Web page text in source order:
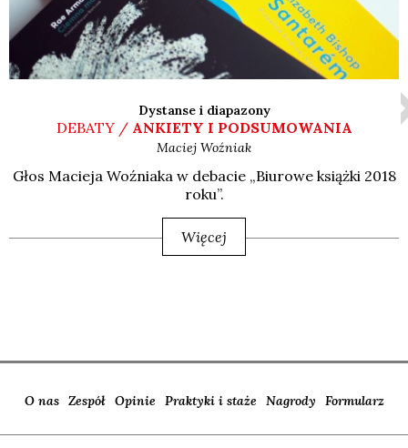
Dystanse i diapazony
DEBATY / ANKIETY I PODSUMOWANIA
Maciej Woźniak
Głos Macie­ja Woź­nia­ka w deba­cie „Biu­ro­we książ­ki 2018
roku”.
Więcej
O nas Zespół Opinie Praktyki i staże Nagrody Formularz